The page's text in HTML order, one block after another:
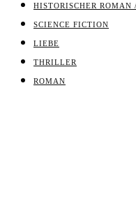
HISTORISCHER ROMAN
SCIENCE FICTION
LIEBE
THRILLER
ROMAN